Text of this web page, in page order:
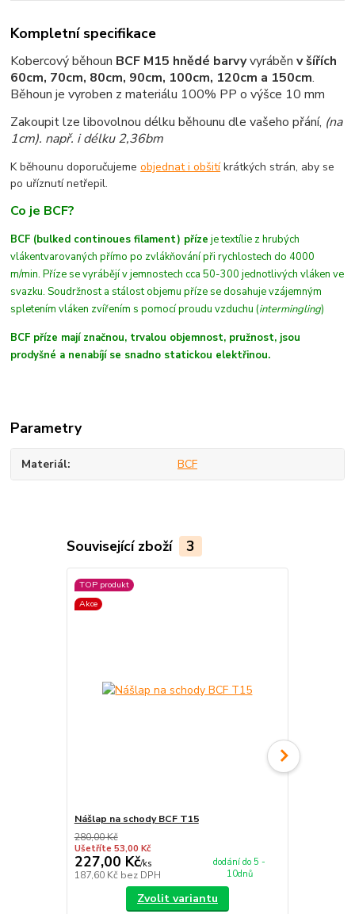
Kompletní specifikace
Kobercový běhoun BCF M15 hnědé barvyvyráběnv šířích
60cm, 70cm, 80cm, 90cm, 100cm, 120cm a 150cm.
Běhoun je vyroben z materiálu 100% PP o výšce 10 mm
Zakoupit lze libovolnou délku běhounu dle vašeho přání, (na
1cm). např. i délku 2,36bm
K běhounu doporučujemeobjednat i obšitíkrátkých strán, aby se
po uříznutí netřepil.
Co je BCF?
BCF (bulked continoues filament) příze je textílie z hrubých
vlákentvarovanýchpřímo po zvlákňování při rychlostech do 4000
m/min. Příze se vyrábějí v jemnostech cca 50-300 jednotlivých vláken ve
svazku. Soudržnost a stálost objemu příze se dosahuje vzájemným
spletením vláken zvířením s pomocí proudu vzduchu (intermingling)
BCF příze mají značnou, trvalou objemnost, pružnost, jsou
prodyšné a nenabíjí se snadno statickou elektřinou.
Parametry
Materiál BCF
Související zboží 3
TOP produkt
Akce
Nášlap na schody BCF T15
280,00 Kč
Ušetříte 53,00 Kč
227,00 Kč/ks
187,60 Kč bez DPH
dodání do 5 -
10dnů
Zvolit variantu